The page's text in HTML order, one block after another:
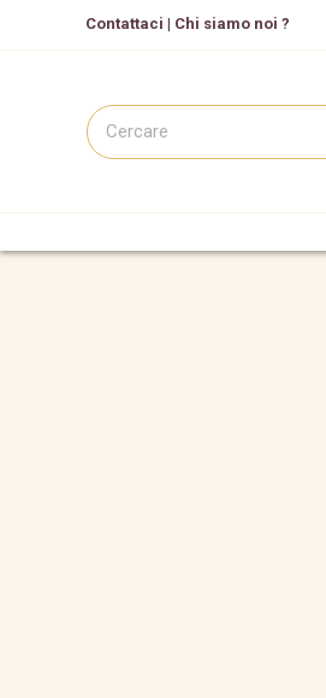
Contattaci | Chi siamo noi ?